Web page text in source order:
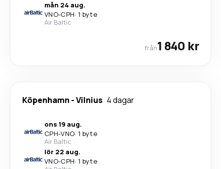
mån 24 aug.
VNO-CPH· 1 byte
Air Baltic
från1 840 kr
Köpenhamn -Vilnius 4 dagar
ons 19 aug.
CPH-VNO· 1 byte
Air Baltic
lör 22 aug.
VNO-CPH· 1 byte